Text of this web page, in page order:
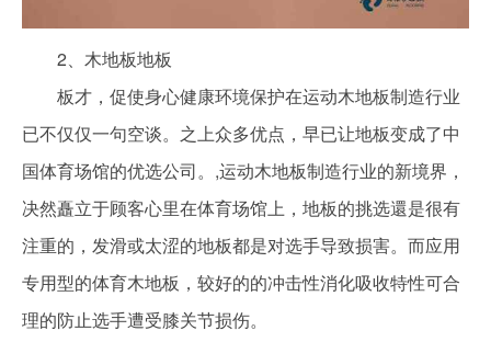
2、木地板地板
板才，促使身心健康环境保护在运动木地板制造行业
已不仅仅一句空谈。之上众多优点，早已让地板变成了中
国体育场馆的优选公司。,运动木地板制造行业的新境界，
决然矗立于顾客心里在体育场馆上，地板的挑选還是很有
注重的，发滑或太涩的地板都是对选手导致损害。而应用
专用型的体育木地板，较好的的冲击性消化吸收特性可合
理的防止选手遭受膝关节损伤。